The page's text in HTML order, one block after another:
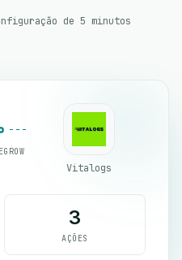
de 5 minutos
Vitalogs
3
AÇÕES